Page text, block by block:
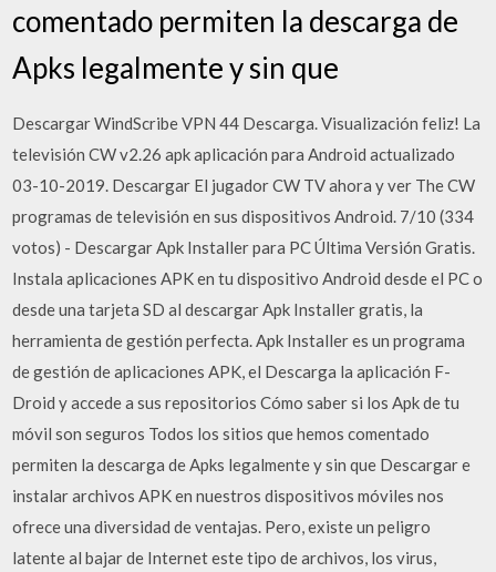
comentado permiten la descarga de
Apks legalmente y sin que
Descargar WindScribe VPN 44 Descarga. Visualización feliz! La
televisión CW v2.26 apk aplicación para Android actualizado
03-10-2019. Descargar El jugador CW TV ahora y ver The CW
programas de televisión en sus dispositivos Android. 7/10 (334
votos) - Descargar Apk Installer para PC Última Versión Gratis.
Instala aplicaciones APK en tu dispositivo Android desde el PC o
desde una tarjeta SD al descargar Apk Installer gratis, la
herramienta de gestión perfecta. Apk Installer es un programa
de gestión de aplicaciones APK, el Descarga la aplicación F-
Droid y accede a sus repositorios Cómo saber si los Apk de tu
móvil son seguros Todos los sitios que hemos comentado
permiten la descarga de Apks legalmente y sin que Descargar e
instalar archivos APK en nuestros dispositivos móviles nos
ofrece una diversidad de ventajas. Pero, existe un peligro
latente al bajar de Internet este tipo de archivos, los virus,